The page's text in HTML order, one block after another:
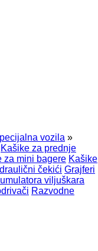
vozila »
Kašike za prednje
za mini bagere Kašike
čekići Grajferi
viljuškara
Razvodne